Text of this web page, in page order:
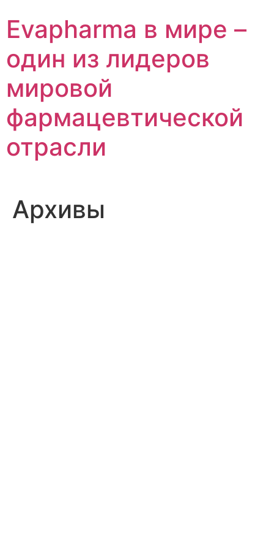
содержимому
Evapharma в мире –
один из лидеров
мировой
фармацевтической
отрасли
Архивы